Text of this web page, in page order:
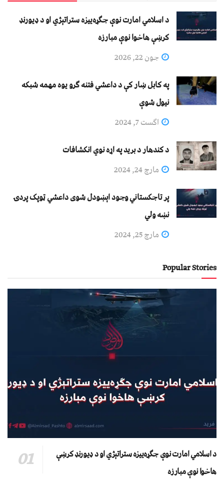
د اسلامي امارت نوې جګړه‌ییزه ستراتېژي او د ډیورنډ
کرښې هاخوا نوې مبارزه
جون 22, 2026
په کابل ښار کې د داعشي فتنه ګرو يوه مهمه شبکه
نيول شوې
اگست 7, 2024
د کندهار د برید په اړه نوي انکشافات
مارچ 24, 2024
پر تاجکستاني وجود اېښودل شوی داعشي ټوپک پردۍ
نښه ولي
مارچ 25, 2024
Popular Stories
د اسلامي امارت نوې جګړه‌ییزه ستراتېژي او د ډیورنډ کرښې
هاخوا نوې مبارزه